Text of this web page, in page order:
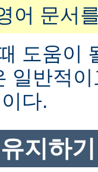
어 문서
도움이
일반적
다.
지하기